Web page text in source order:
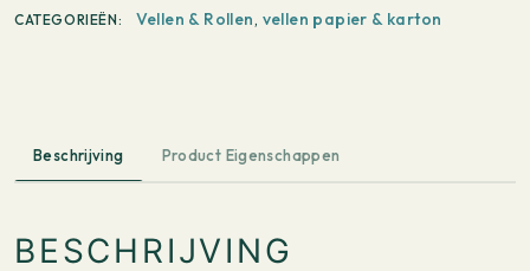
1000x700mm
vellen
CATEGORIEËN: Vellen & Rollen, vellen papier & karton
Beschrijving Product Eigenschappen
BESCHRIJVING